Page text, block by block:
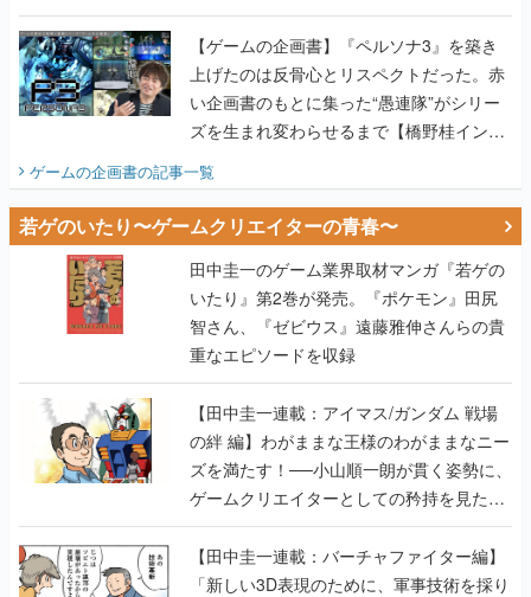
画書】
【ゲームの企画書】『ペルソナ3』を築き
上げたのは反骨心とリスペクトだった。赤
い企画書のもとに集った“愚連隊”がシリー
ズを生まれ変わらせるまで【橋野桂インタ
ゲームの企画書の記事一覧
若ゲのいたり〜ゲームクリエイターの青春〜
田中圭一のゲーム業界取材マンガ『若ゲの
いたり』第2巻が発売。『ポケモン』田尻
智さん、『ゼビウス』遠藤雅伸さんらの貴
重なエピソードを収録
【田中圭一連載：アイマス/ガンダム 戦場
の絆 編】わがままな王様のわがままなニー
ズを満たす！──小山順一朗が貫く姿勢に、
ゲームクリエイターとしての矜持を見た
【若ゲのいたり最終回】
【田中圭一連載：バーチャファイター編】
「新しい3D表現のために、軍事技術を採り